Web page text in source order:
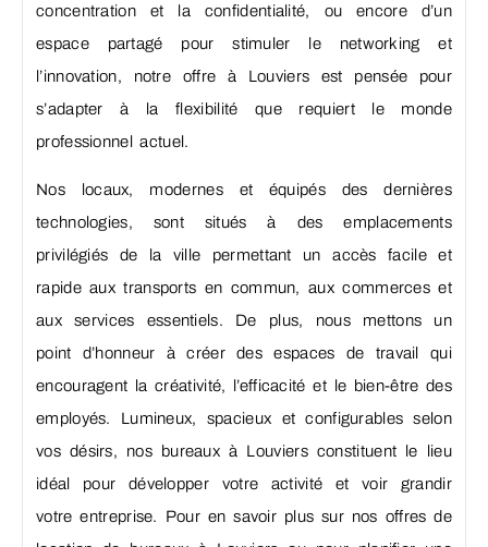
concentration et la confidentialité, ou encore d’un
espace partagé pour stimuler le networking et
l’innovation, notre offre à Louviers est pensée pour
s’adapter à la flexibilité que requiert le monde
professionnel actuel.
Nos locaux, modernes et équipés des dernières
technologies, sont situés à des emplacements
privilégiés de la ville permettant un accès facile et
rapide aux transports en commun, aux commerces et
aux services essentiels. De plus, nous mettons un
point d’honneur à créer des espaces de travail qui
encouragent la créativité, l’efficacité et le bien-être des
employés. Lumineux, spacieux et configurables selon
vos désirs, nos bureaux à Louviers constituent le lieu
idéal pour développer votre activité et voir grandir
votre entreprise. Pour en savoir plus sur nos offres de